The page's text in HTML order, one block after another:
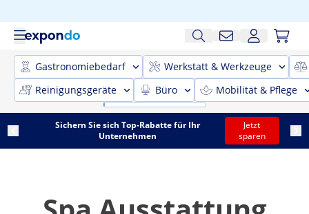
Gastronomiebedarf
Werkstatt & Werkzeuge
Reinigungsgeräte
Büro Mobilität & Pflege
Sichern Sie sich Top-Rabatte für Ihr
Unternehmen
Jetzt
sparen